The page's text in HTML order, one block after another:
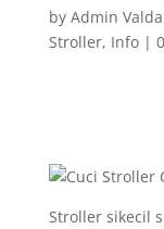
by Admin
Stroller, Info|
Stroller sikecil